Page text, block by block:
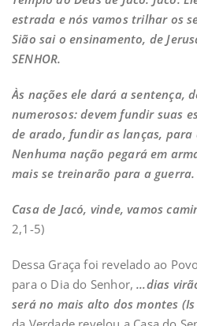
estrada e nós vamos trilhar os
Sião sai o ensinamento, de
SENHOR.
Às nações ele dará a sentença,
numerosos: devem fundir suas
de arado, fundir as lanças, para
Nenhuma nação pegará em
mais se treinarão para a guerra.
Casa de Jacó, vinde, vamos
2,1-5)
Dessa Graça foi revelado ao
para o Dia do Senhor,…dias
será no mais alto dos montes (Is